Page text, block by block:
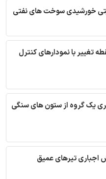
خورشیدی سوخت های نفتی
تغییر با نمودارهای کنترل
یک گروه از ستون های سنگی
اجباری تیرهای عمیق